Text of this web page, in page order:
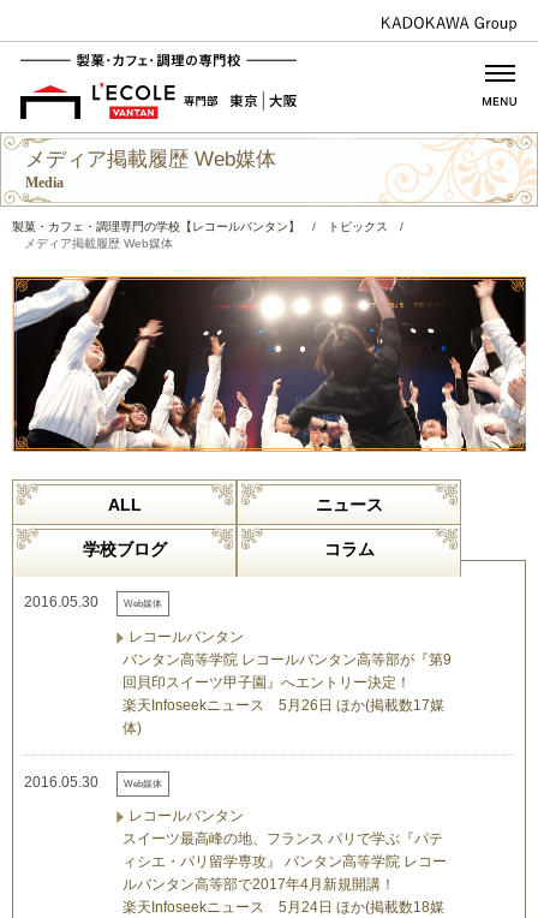
メディア掲載履歴 Web媒体
Media
製菓・カフェ・調理専門の学校【レコールバンタン】 / トピックス
/
メディア掲載履歴 Web媒体
ALL ニュース
学校ブログ コラム
2016.05.30 Web媒体
レコールバンタン
バンタン高等学院 レコールバンタン高等部が『第9
回貝印スイーツ甲子園』へエントリー決定！
楽天Infoseekニュース 5月26日 ほか(掲載数17媒
体)
2016.05.30 Web媒体
レコールバンタン
スイーツ最高峰の地、フランス パリで学ぶ『パテ
ィシエ・パリ留学専攻』 バンタン高等学院 レコー
ルバンタン高等部で2017年4月新規開講！
楽天Infoseekニュース 5月24日 ほか(掲載数18媒